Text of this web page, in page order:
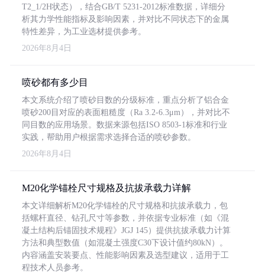
T2_1/2H状态），结合GB/T 5231-2012标准数据，详细分
析其力学性能指标及影响因素，并对比不同状态下的金属
特性差异，为工业选材提供参考。
2026年8月4日
喷砂都有多少目
本文系统介绍了喷砂目数的分级标准，重点分析了铝合金
喷砂200目对应的表面粗糙度（Ra 3.2-6.3μm），并对比不
同目数的应用场景。数据来源包括ISO 8503-1标准和行业
实践，帮助用户根据需求选择合适的喷砂参数。
2026年8月4日
M20化学锚栓尺寸规格及抗拔承载力详解
本文详细解析M20化学锚栓的尺寸规格和抗拔承载力，包
括螺杆直径、钻孔尺寸等参数，并依据专业标准（如《混
凝土结构后锚固技术规程》JGJ 145）提供抗拔承载力计算
方法和典型数值（如混凝土强度C30下设计值约80kN）。
内容涵盖安装要点、性能影响因素及选型建议，适用于工
程技术人员参考。